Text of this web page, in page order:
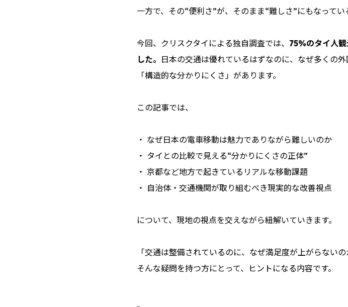
一方で、その“便利さ”が、そのまま“難しさ”にもなってい
今回、クリスクタイによる独自調査では、 75%のタイ人
した。 日本の交通は優れているはずなのに、なぜ多くの
「構造的な分かりにくさ」があります。
この記事では、
・ なぜ日本の電車移動は魅力でありながら難しいのか
・ タイとの比較で見える“分かりにくさの正体”
・ 京都など地方で起きているリアルな移動課題
・ 自治体・交通機関が取り組むべき現実的な改善視点
について、現地の視点を交えながら紐解いていきます。
「交通は整備されているのに、なぜ満足度が上がらないの
そんな疑問を持つ方にとって、ヒントになる内容です。